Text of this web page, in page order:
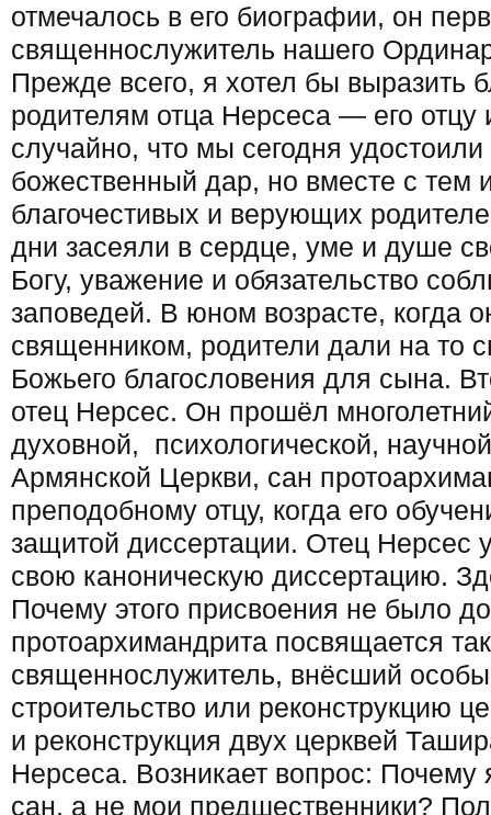
отмечалось в его биографии, он
священнослужитель нашего
Прежде всего, я хотел бы выразить
родителям отца Нерсеса — его отцу
случайно, что мы сегодня
божественный дар, но вместе с тем
благочестивых и верующих
дни засеяли в сердце, уме и душе
Богу, уважение и обязательство
заповедей. В юном возрасте, когда
священником, родители дали на то
Божьего благословения для сына.
отец Нерсес. Он прошёл
духовной, психологической,
Армянской Церкви, сан
преподобному отцу, когда его
защитой диссертации. Отец Нерсес
свою каноническую диссертацию.
Почему этого присвоения не было
протоархимандрита посвящается
священнослужитель, внёсший
строительство или реконструкцию
и реконструкция двух церквей
Нерсеса. Возникает вопрос: Почему
сан, а не мои предшественники?